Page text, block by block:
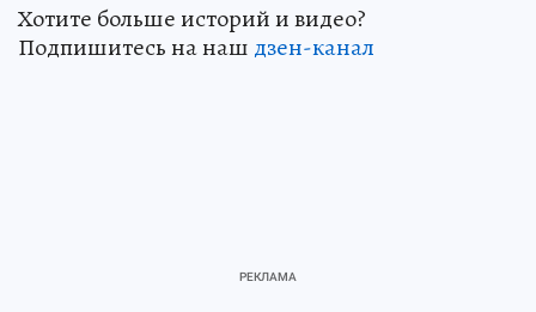
Хотите больше историй и видео?
Подпишитесь на наш дзен-канал